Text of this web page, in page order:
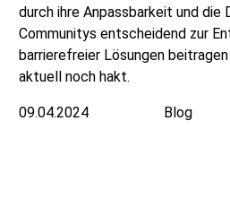
durch ihre Anpassbarkeit und die
Communitys entscheidend zur
barrierefreier Lösungen
aktuell noch hakt.
09.04.2024 Blog